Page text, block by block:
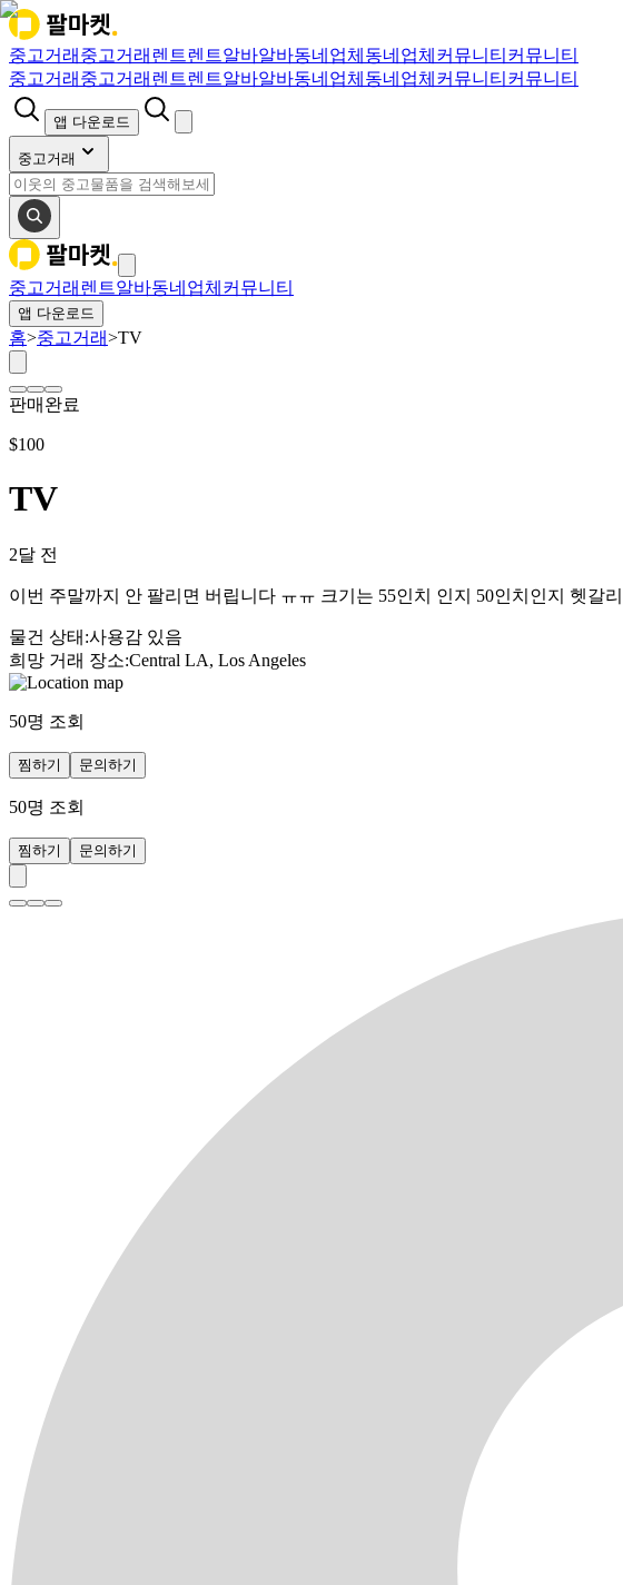
중고거래 중고거래 렌트렌트알바알바동네업체 동네업체 커뮤니티 커뮤니티
중고거래 중고거래 렌트렌트알바알바동네업체 동네업체 커뮤니티 커뮤니티
앱 다운로드
중고거래
중고거래 렌트알바동네업체 커뮤니티
앱 다운로드
홈>중고거래>TV
판매완료
$100
TV
2달 전
이번 주말까지 안 팔리면 버립니다 ㅠㅠ 크기는 55인치 인지 50인치인지 헷
물건 상태 :사용감 있음
희망 거래 장소:Central LA, Los Angeles
50명 조회
찜하기 문의하기
50명 조회
찜하기 문의하기